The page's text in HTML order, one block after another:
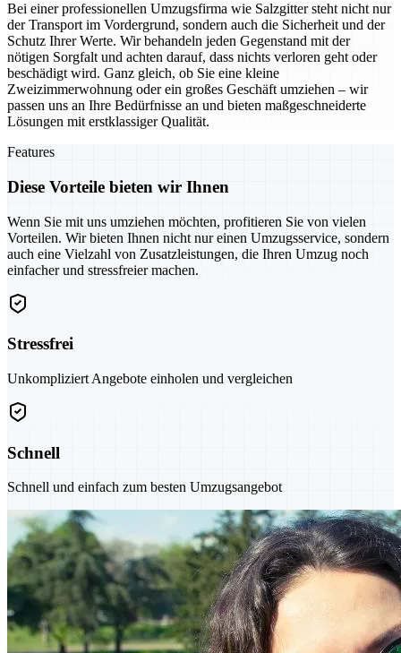
Bei einer professionellen Umzugsfirma wie Salzgitter steht nicht nur
der Transport im Vordergrund, sondern auch die Sicherheit und der
Schutz Ihrer Werte. Wir behandeln jeden Gegenstand mit der
nötigen Sorgfalt und achten darauf, dass nichts verloren geht oder
beschädigt wird. Ganz gleich, ob Sie eine kleine
Zweizimmerwohnung oder ein großes Geschäft umziehen – wir
passen uns an Ihre Bedürfnisse an und bieten maßgeschneiderte
Lösungen mit erstklassiger Qualität.
Features
Diese Vorteile bieten wir Ihnen
Wenn Sie mit uns umziehen möchten, profitieren Sie von vielen
Vorteilen. Wir bieten Ihnen nicht nur einen Umzugsservice, sondern
auch eine Vielzahl von Zusatzleistungen, die Ihren Umzug noch
einfacher und stressfreier machen.
Stressfrei
Unkompliziert Angebote einholen und vergleichen
Schnell
Schnell und einfach zum besten Umzugsangebot